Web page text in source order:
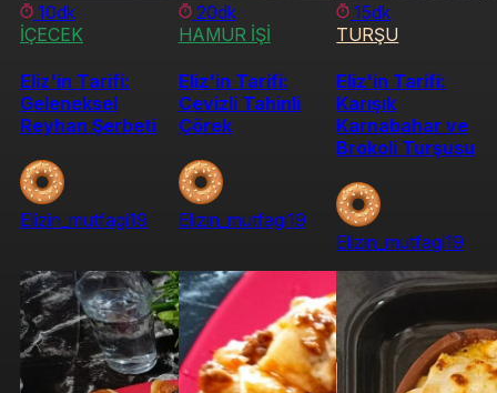
10dk
İÇECEK
Eliz'in Tarifi:
Geleneksel
Reyhan Şerbeti
Elizin_mutfagi19
20dk
HAMUR İŞİ
Eliz'in Tarifi:
Cevizli Tahinli
Çörek
Elizin_mutfagi19
15dk
TURŞU
Eliz'in Tarifi:
Karışık
Karnabahar ve
Brokoli Turşusu
Elizin_mutfagi19